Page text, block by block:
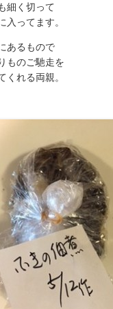
細く切って
入ってます。
あるもので
ものご馳走を
くれる両親。